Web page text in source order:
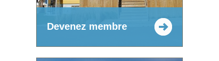
Devenez membre